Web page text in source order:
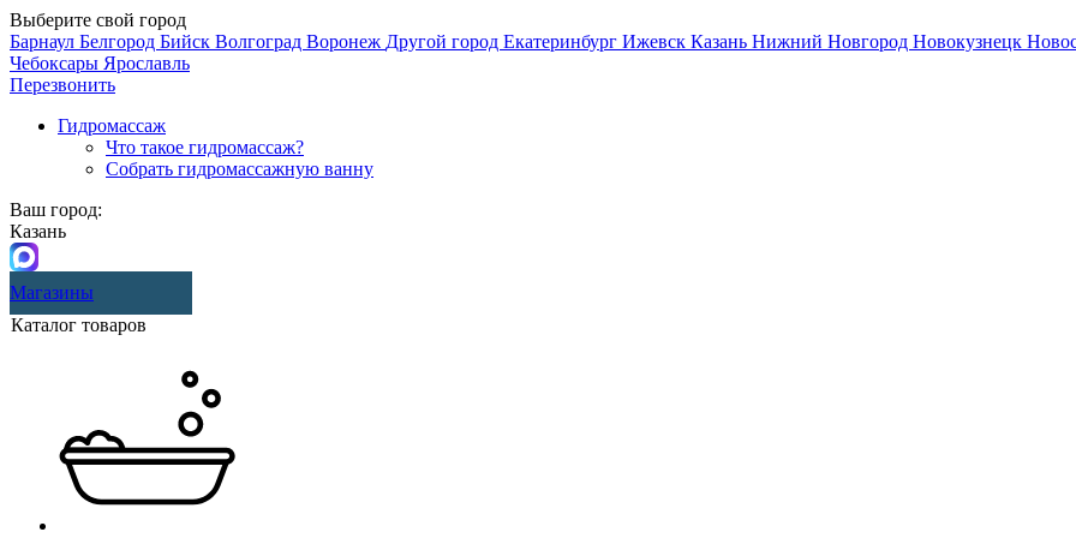
Выберите свой город
Барнаул Белгород Бийск Волгоград Воронеж Другой город Екатеринбург Ижевск Казань Нижний Новгород Новокузнецк
Чебоксары Ярославль
Перезвонить
Гидромассаж
Что такое гидромассаж?
Собрать гидромассажную ванну
Ваш город:
Казань
Магазины
Каталог товаров